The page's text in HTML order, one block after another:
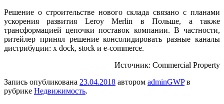
Решение о строительстве нового склада связано с планами
ускорения развития Leroy Merlin в Польше, а также
трансформацией цепочки поставок компании. В частности,
ритейлер принял решение консолидировать разные каналы
дистрибуции: x dock, stock и e-commerce.
Источник: Commercial Property
Запись опубликована 23.04.2018 автором adminGWPв
рубрике Недвижимость.